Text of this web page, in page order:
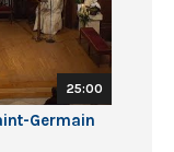
25:00
Germain